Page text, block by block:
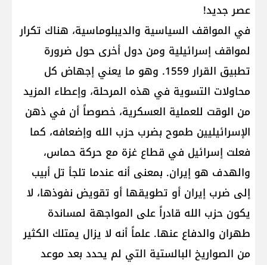
عصر جديد!
في المواقف السياسية والديبلوماسية، هناك تكرار
لمواقف إسرائيلية ومن دول أخرى حول ضرورة
تطبيق القرار 1559. وهو ما يعني إجهاض كل
محاولات التسوية في هذه المرحلة، وإعطاء المزيد
من الوقت للعملية العسكرية، خصوصاً أن في ذهن
الإسرائيليين طموح بضرب حزب الله وإضعافه، كما
فعلت إسرائيل في قطاع غزة مع حركة حماس،
والهدف هو إيران. بمعنى أنه عندما تلجأ تل أبيب
إلى ضرب إيران أو تطويقها أو تقويض نفوذها، لا
يكون حزب الله قادراً على المواجهة لمساندة
طهران والدفاع عنها. علماً أنه لا يزال يمتلك الكثير
من الصواريخ البالستية التي لم يحدد بعد موعد